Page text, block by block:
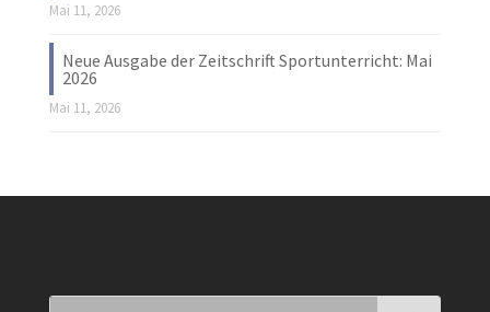
Mai 11, 2026
Neue Ausgabe der Zeitschrift Sportunterricht: Mai
2026
Mai 11, 2026